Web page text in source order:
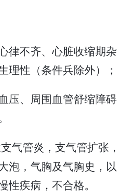
律不齐、心脏收缩期杂
理性（条件兵除外）；
压、周围血管舒缩障碍
气管炎，支气管扩张，
泡，气胸及气胸史，以
性疾病，不合格。